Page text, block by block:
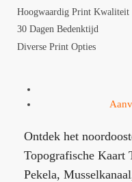
Hoogwaardig Print Kwaliteit
30 Dagen Bedenktijd
Diverse Print Opties
Ontdek het
Topografische Kaart
Pekela,